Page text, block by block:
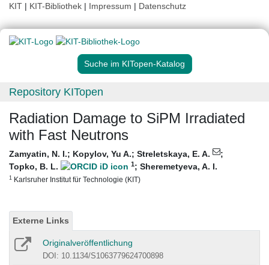
KIT | KIT-Bibliothek | Impressum | Datenschutz
Suche im KITopen-Katalog
Repository KITopen
Radiation Damage to SiPM Irradiated
with Fast Neutrons
Zamyatin, N. I.; Kopylov, Yu A.; Streletskaya, E. A.
;
Topko, B. L.
1; Sheremetyeva, A. I.
1 Karlsruher Institut für Technologie (KIT)
Externe Links
Originalveröffentlichung
DOI: 10.1134/S1063779624700898